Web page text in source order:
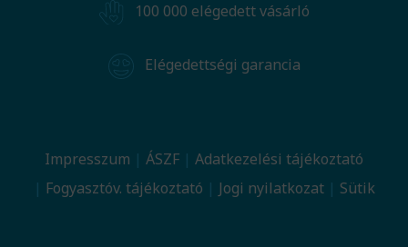
100 000 elégedett vásárló
Elégedettségi garancia
Impresszum ÁSZF
Adatkezelési tájékoztató
Fogyasztóv. tájékoztató
Jogi nyilatkozat Sütik